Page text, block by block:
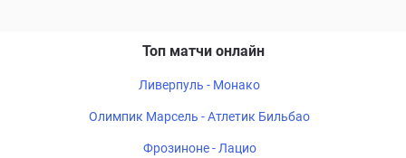
Топ матчи онлайн
Ливерпуль - Монако
Олимпик Марсель - Атлетик Бильбао
Фрозиноне - Лацио